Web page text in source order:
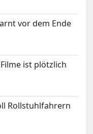
vor dem Ende
ist plötzlich
Rollstuhlfahrern